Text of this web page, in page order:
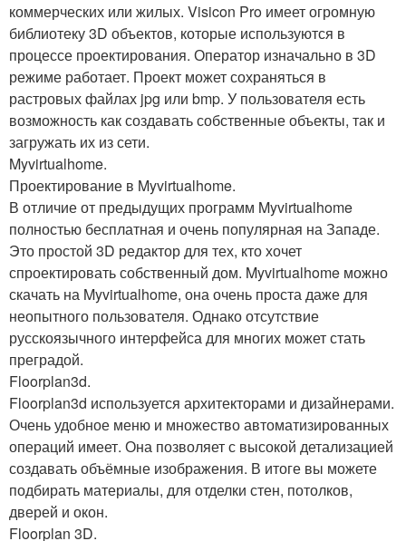
коммерческих или жилых. Visicon Pro имеет огромную
библиотеку 3D объектов, которые используются в
процессе проектирования. Оператор изначально в 3D
режиме работает. Проект может сохраняться в
растровых файлах jpg или bmp. У пользователя есть
возможность как создавать собственные объекты, так и
загружать их из сети.
Myvirtualhome.
Проектирование в Myvirtualhome.
В отличие от предыдущих программ Myvirtualhome
полностью бесплатная и очень популярная на Западе.
Это простой 3D редактор для тех, кто хочет
спроектировать собственный дом. Myvirtualhome можно
скачать на Myvirtualhome, она очень проста даже для
неопытного пользователя. Однако отсутствие
русскоязычного интерфейса для многих может стать
преградой.
Floorplan3d.
Floorplan3d используется архитекторами и дизайнерами.
Очень удобное меню и множество автоматизированных
операций имеет. Она позволяет с высокой детализацией
создавать объёмные изображения. В итоге вы можете
подбирать материалы, для отделки стен, потолков,
дверей и окон.
Floorplan 3D.